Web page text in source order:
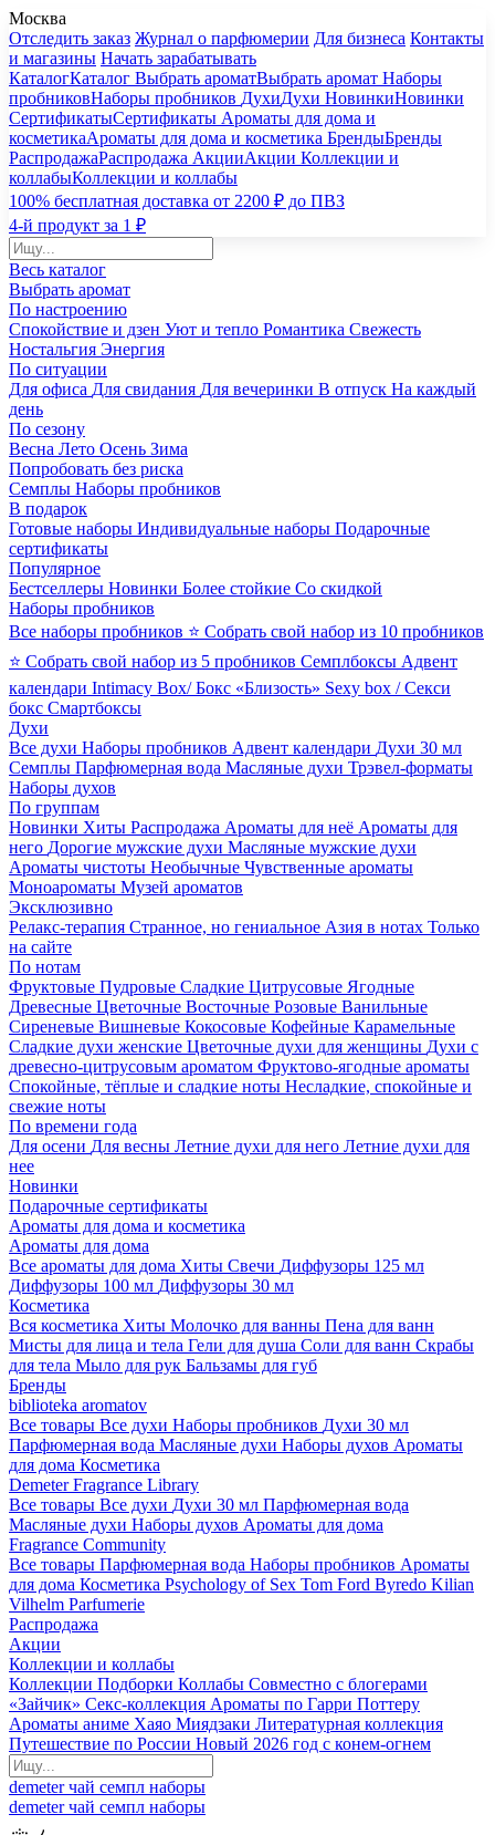
Москва
Отследить заказ Журнал о парфюмерии Для бизнеса Контакты
и магазины Начать зарабатывать
КаталогКаталог Выбрать ароматВыбрать аромат Наборы
пробниковНаборы пробников ДухиДухи НовинкиНовинки
СертификатыСертификаты Ароматы для дома и
косметикаАроматы для дома и косметика БрендыБренды
РаспродажаРаспродажа АкцииАкции Коллекции и
коллабыКоллекции и коллабы
100% бесплатная доставка от 2200 ₽ до ПВЗ
4-й продукт за 1 ₽
Весь каталог
Выбрать аромат
По настроению
Спокойствие и дзен Уют и тепло Романтика Свежесть
Ностальгия Энергия
По ситуации
Для офиса Для свидания Для вечеринки В отпуск На каждый
день
По сезону
Весна Лето Осень Зима
Попробовать без риска
Семплы Наборы пробников
В подарок
Готовые наборы Индивидуальные наборы Подарочные
сертификаты
Популярное
Бестселлеры Новинки Более стойкие Со скидкой
Наборы пробников
Все наборы пробников ⭐ Собрать свой набор из 10 пробников
⭐ Собрать свой набор из 5 пробников Семплбоксы Адвент
календари Intimacy Box/ Бокс «Близость» Sexy box / Секси
бокс Смартбоксы
Духи
Все духи Наборы пробников Адвент календари Духи 30 мл
Семплы Парфюмерная вода Масляные духи Трэвел-форматы
Наборы духов
По группам
Новинки Хиты Распродажа Ароматы для неё Ароматы для
него Дорогие мужские духи Масляные мужские духи
Ароматы чистоты Необычные Чувственные ароматы
Моноароматы Музей ароматов
Эксклюзивно
Релакс-терапия Странное, но гениальное Азия в нотах Только
на сайте
По нотам
Фруктовые Пудровые Сладкие Цитрусовые Ягодные
Древесные Цветочные Восточные Розовые Ванильные
Сиреневые Вишневые Кокосовые Кофейные Карамельные
Сладкие духи женские Цветочные духи для женщины Духи с
древесно-цитрусовым ароматом Фруктово-ягодные ароматы
Спокойные, тёплые и сладкие ноты Несладкие, спокойные и
свежие ноты
По времени года
Для осени Для весны Летние духи для него Летние духи для
нее
Новинки
Подарочные сертификаты
Ароматы для дома и косметика
Ароматы для дома
Все ароматы для дома Хиты Свечи Диффузоры 125 мл
Диффузоры 100 мл Диффузоры 30 мл
Косметика
Вся косметика Хиты Молочко для ванны Пена для ванн
Мисты для лица и тела Гели для душа Соли для ванн Скрабы
для тела Мыло для рук Бальзамы для губ
Бренды
biblioteka aromatov
Все товары Все духи Наборы пробников Духи 30 мл
Парфюмерная вода Масляные духи Наборы духов Ароматы
для дома Косметика
Demeter Fragrance Library
Все товары Все духи Духи 30 мл Парфюмерная вода
Масляные духи Наборы духов Ароматы для дома
Fragrance Community
Все товары Парфюмерная вода Наборы пробников Ароматы
для дома Косметика Psychology of Sex Tom Ford Byredo Kilian
Vilhelm Parfumerie
Распродажа
Акции
Коллекции и коллабы
Коллекции Подборки Коллабы Совместно с блогерами
«Зайчик» Секс-коллекция Ароматы по Гарри Поттеру
Ароматы аниме Хаяо Миядзаки Литературная коллекция
Путешествие по России Новый 2026 год с конем-огнем
demeterчай семпл наборы
demeterчай семпл наборы